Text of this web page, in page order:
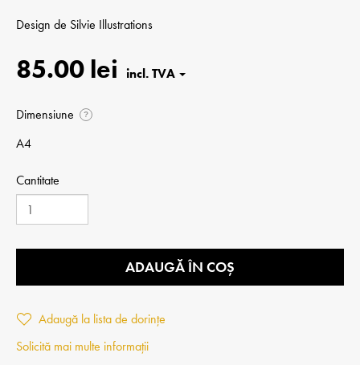
Design de Silvie Illustrations
85.00 lei
Dimensiune ?
A4
Cantitate
ADAUGĂ ÎN COȘ
Adaugă la lista de dorințe
Solicită mai multe informații